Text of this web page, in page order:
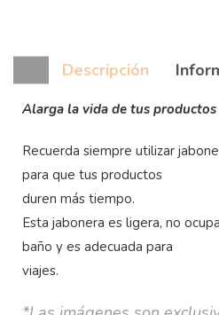
Descripción
Alarga la vida de tus productos
Recuerda siempre utilizar
para que tus productos
duren más tiempo.
Esta jabonera es ligera, no
baño y es adecuada para
viajes.